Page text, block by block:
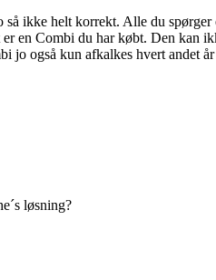
ikke helt korrekt. Alle du
en Combi du har købt. Den kan
jo også kun afkalkes hvert andet
løsning?